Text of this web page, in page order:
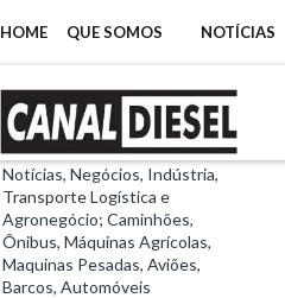
HOME QUE SOMOS NOTÍCIAS
Notícias, Negócios, Indústria,
Transporte Logística e
Agronegócio; Caminhões,
Ônibus, Máquinas Agrícolas,
Maquinas Pesadas, Aviões,
Barcos, Automóveis